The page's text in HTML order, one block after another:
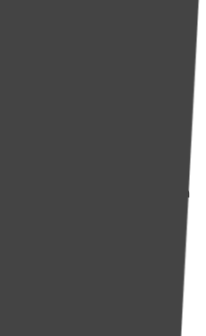
я тогда чувствовала.
находиться! Понимаете?
я не такая, как все. Маме
И не плакала.
хороших отметок с моим
я просто училась. Ходила
Алеся стала думать,